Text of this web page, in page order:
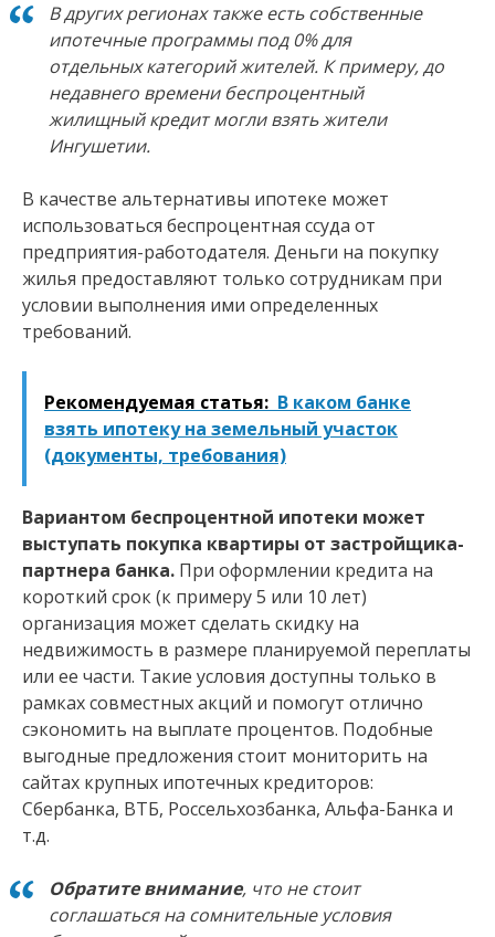
В других регионах также есть собственные
ипотечные программы под 0% для
отдельных категорий жителей. К примеру, до
недавнего времени беспроцентный
жилищный кредит могли взять жители
Ингушетии.
В качестве альтернативы ипотеке может
использоваться беспроцентная ссуда от
предприятия-работодателя. Деньги на покупку
жилья предоставляют только сотрудникам при
условии выполнения ими определенных
требований.
Рекомендуемая статья: В каком банке
взять ипотеку на земельный участок
(документы, требования)
Вариантом беспроцентной ипотеки может
выступать покупка квартиры от застройщика-
партнера банка. При оформлении кредита на
короткий срок (к примеру 5 или 10 лет)
организация может сделать скидку на
недвижимость в размере планируемой переплаты
или ее части. Такие условия доступны только в
рамках совместных акций и помогут отлично
сэкономить на выплате процентов. Подобные
выгодные предложения стоит мониторить на
сайтах крупных ипотечных кредиторов:
Сбербанка, ВТБ, Россельхозбанка, Альфа-Банка и
т.д.
Обратите внимание, что не стоит
соглашаться на сомнительные условия